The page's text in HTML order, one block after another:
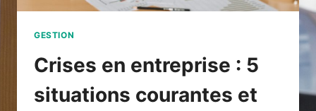
GESTION
Crises en entreprise : 5
situations courantes et